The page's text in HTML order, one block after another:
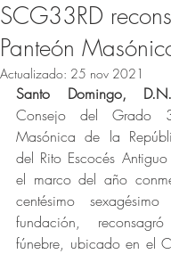
SCG33RD
Panteón
Actualizado: 25 nov 2021
Santo Domingo, D.N.
Consejo del Grado
Masónica de la
del Rito Escocés
el marco del año
centésimo
fundación,
fúnebre, ubicado en el